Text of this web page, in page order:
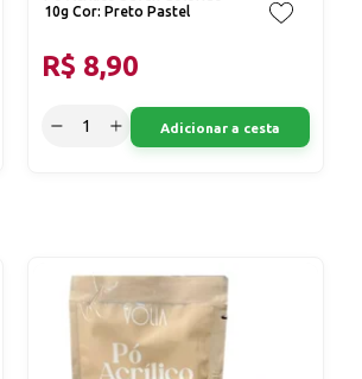
10g Cor: Preto Pastel
R$ 8,90
Adicionar a cesta